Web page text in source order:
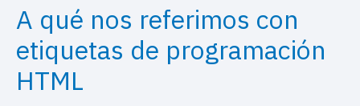
A qué nos referimos con
etiquetas de programación
HTML